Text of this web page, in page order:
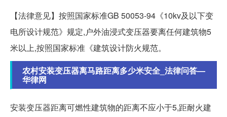
【法律意见】按照国家标准GB 50053-94《10kv及以下变
电所设计规范》规定,户外油浸式变压器要离任何建筑物5
米以上,按照国家标准《建筑设计防火规范。
农村安装变压器离马路距离多少米安全_法律问答—
华律网
安装变压器距离可燃性建筑物的距离不应小于5,距耐火建